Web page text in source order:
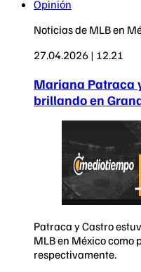
Opinión
Noticias de MLB en
27.04.2026 | 12.21
Mariana Patraca
brillando en
Patraca y Castro
MLB en México como
respectivamente.